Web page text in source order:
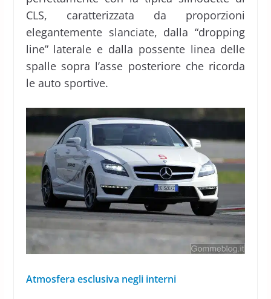
CLS, caratterizzata da proporzioni
elegantemente slanciate, dalla “dropping
line” laterale e dalla possente linea delle
spalle sopra l’asse posteriore che ricorda
le auto sportive.
Atmosfera esclusiva negli interni